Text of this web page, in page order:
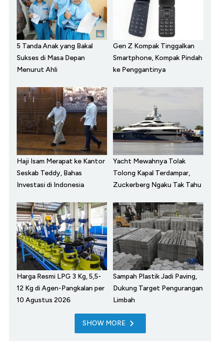
5 Tanda Anak yang Bakal
Sukses di Masa Depan
Menurut Ahli
Gen Z Kompak Tinggalkan
Smartphone, Kompak Pindah
ke Penggantinya
Haji Isam Merapat ke Kantor
Seskab Teddy, Bahas
Investasi di Indonesia
Yacht Mewahnya Tolak
Tolong Kapal Terdampar,
Zuckerberg Ngaku Tak Tahu
Harga Resmi LPG 3 Kg, 5,5-
12 Kg di Agen-Pangkalan per
10 Agustus 2026
Sampah Plastik Jadi Paving,
Dukung Target Pengurangan
Limbah
SHOW MORE